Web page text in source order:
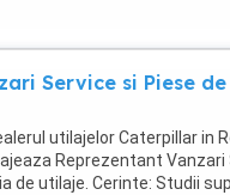
Service si Piese
utilajelor Caterpillar in
Reprezentant Vanzari
de utilaje. Cerinte: Studii